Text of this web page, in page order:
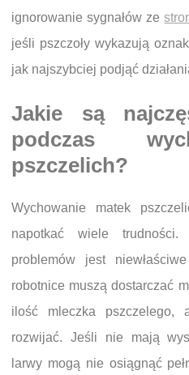
ignorowanie sygnałów ze
jeśli pszczoły wykazują
jak najszybciej podjąć
Jakie są
podczas
pszczelich?
Wychowanie matek
napotkać wiele
problemów jest
robotnice muszą dostarczać
ilość mleczka pszczelego,
rozwijać. Jeśli nie mają
larwy mogą nie osiągnąć